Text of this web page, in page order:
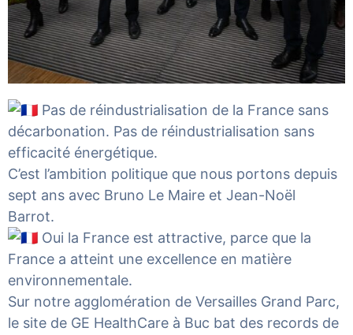
Pas de réindustrialisation de la France sans
décarbonation. Pas de réindustrialisation sans
efficacité énergétique.
C’est l’ambition politique que nous portons depuis
sept ans avec Bruno Le Maire et Jean-Noël
Barrot.
Oui la France est attractive, parce que la
France a atteint une excellence en matière
environnementale.
Sur notre agglomération de Versailles Grand Parc,
le site de GE HealthCare à Buc bat des records de